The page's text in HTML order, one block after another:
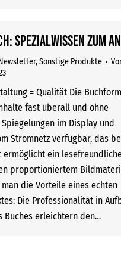
Spezialwissen zum
,Sonstige Produkte
= Qualität Die
fast überall und ohne
im Display und
Stromnetz verfügbar, das
ermöglicht ein
proportioniertem
die Vorteile eines echten
Die Professionalität in
Buches erleichtern den…